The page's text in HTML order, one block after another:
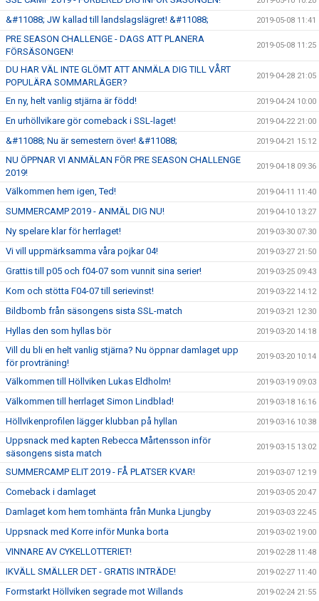
&#11088; JW kallad till landslagslägret! &#11088; 2019-05-08 11:41
PRE SEASON CHALLENGE - DAGS ATT PLANERA
FÖRSÄSONGEN!
2019-05-08 11:25
DU HAR VÄL INTE GLÖMT ATT ANMÄLA DIG TILL VÅRT
POPULÄRA SOMMARLÄGER?
2019-04-28 21:05
En ny, helt vanlig stjärna är född! 2019-04-24 10:00
En urhöllvikare gör comeback i SSL-laget! 2019-04-22 21:00
&#11088; Nu är semestern över! &#11088; 2019-04-21 15:12
NU ÖPPNAR VI ANMÄLAN FÖR PRE SEASON CHALLENGE
2019!
2019-04-18 09:36
Välkommen hem igen, Ted! 2019-04-11 11:40
SUMMERCAMP 2019 - ANMÄL DIG NU! 2019-04-10 13:27
Ny spelare klar för herrlaget! 2019-03-30 07:30
Vi vill uppmärksamma våra pojkar 04! 2019-03-27 21:50
Grattis till p05 och f04-07 som vunnit sina serier! 2019-03-25 09:43
Kom och stötta F04-07 till serievinst! 2019-03-22 14:12
Bildbomb från säsongens sista SSL-match 2019-03-21 12:30
Hyllas den som hyllas bör 2019-03-20 14:18
Vill du bli en helt vanlig stjärna? Nu öppnar damlaget upp
för provträning!
2019-03-20 10:14
Välkommen till Höllviken Lukas Eldholm! 2019-03-19 09:03
Välkommen till herrlaget Simon Lindblad! 2019-03-18 16:16
Höllvikenprofilen lägger klubban på hyllan 2019-03-16 10:38
Uppsnack med kapten Rebecca Mårtensson inför
säsongens sista match
2019-03-15 13:02
SUMMERCAMP ELIT 2019 - FÅ PLATSER KVAR! 2019-03-07 12:19
Comeback i damlaget 2019-03-05 20:47
Damlaget kom hem tomhänta från Munka Ljungby 2019-03-03 22:45
Uppsnack med Korre inför Munka borta 2019-03-02 19:00
VINNARE AV CYKELLOTTERIET! 2019-02-28 11:48
IKVÄLL SMÄLLER DET - GRATIS INTRÄDE! 2019-02-27 11:40
Formstarkt Höllviken segrade mot Willands 2019-02-24 21:55